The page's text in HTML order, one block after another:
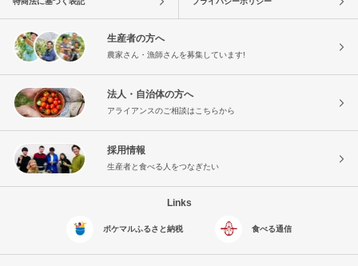
生産者の方へ
農家さん・漁師さんを募集しています!
法人・自治体の方へ
アライアンスのご相談はこちらから
採用情報
生産者と食べる人をつなぎたい
Links
ポケマルふるさと納税 食べる通信